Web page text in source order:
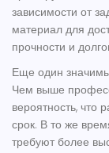
зависимости от
материал для
прочности и
Еще один
Чем выше
вероятность, что
срок. В то же
требуют более